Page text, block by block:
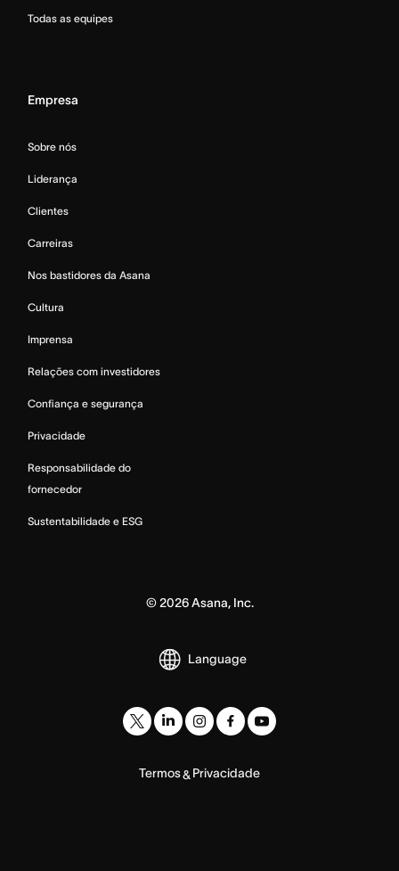
Todas as equipes
Empresa
Sobre nós
Liderança
Clientes
Carreiras
Nos bastidores da Asana
Cultura
Imprensa
Relações com investidores
Confiança e segurança
Privacidade
Responsabilidade do
fornecedor
Sustentabilidade e ESG
©2026Asana, Inc.
Language
Termos&Privacidade